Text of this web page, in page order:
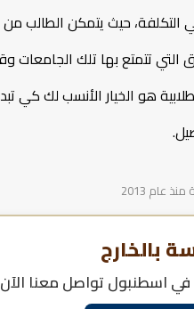
حيث يتمكن الطالب من
التي تتمتع بها تلك
هو الخيار الأنسب لك كي
2013
بالخارج
في اسطنبولتواصل معنا الآن